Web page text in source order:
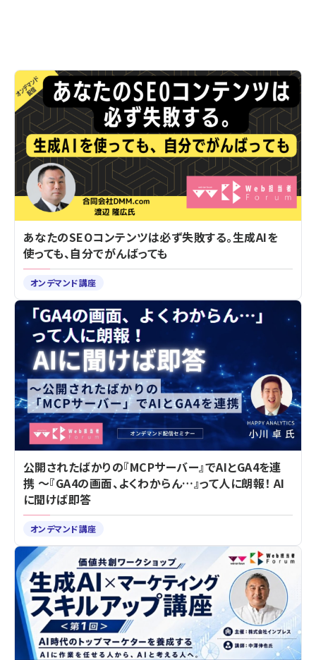
あなたのSEOコンテンツは必ず失敗する。生成AIを
使っても、自分でがんばっても
オンデマンド講座
公開されたばかりの『MCPサーバー』でAIとGA4を連
携 ～『GA4の画面、よくわからん…』って人に朗報！ AI
に聞けば即答
オンデマンド講座